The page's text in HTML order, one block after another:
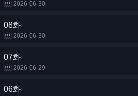
2026-06-30
08화
2026-06-30
07화
2026-06-29
06화